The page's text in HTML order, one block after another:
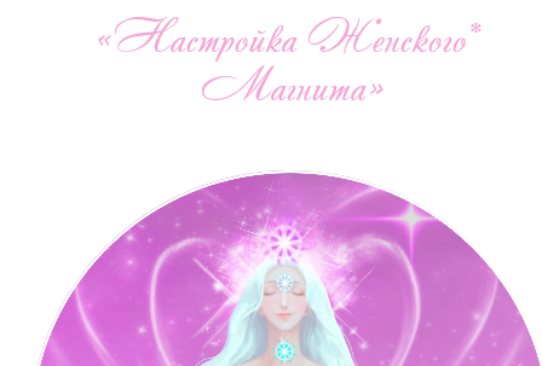
«Настройка Женского*
Магнита»